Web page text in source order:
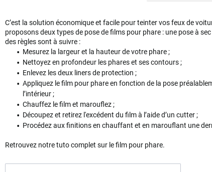
C’est la solution économique et facile pour teinter vos feux de
proposons deux types de pose de films pour phare : une pose à
des règles sont à suivre :
Mesurez la largeur et la hauteur de votre phare ;
Nettoyez en profondeur les phares et ses contours ;
Enlevez les deux liners de protection ;
Appliquez le film pour phare en fonction de la pose
l’intérieur ;
Chauffez le film et marouflez ;
Découpez et retirez l'excédent du film à l’aide d’un cutter ;
Procédez aux finitions en chauffant et en marouflant une
Retrouvez notre tuto complet sur le film pour phare.